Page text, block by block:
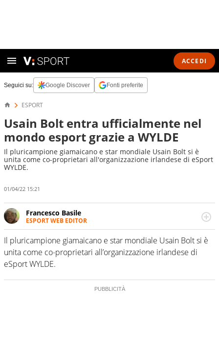
ACCEDI
Seguici su: Google Discover Fonti preferite
ESPORT
Usain Bolt entra ufficialmente nel
mondo esport grazie a WYLDE
Il pluricampione giamaicano e star mondiale Usain Bolt si è
unita come co-proprietari all'organizzazione irlandese di eSport
WYLDE.
01/04/22 15:21
Francesco Basile
ESPORT WEB EDITOR
Nato con i videogame, è già un superesperto di eSports.
Ha fatto nascere diverse iniziative di settore e sa tutto,
ma veramente tutto, di quello che ruota dentro e intorno
al mondo dello sport virtuale. Per Virgilio Sport
approfondisce e racconta l’eSport a 360 gradi con
Il pluricampione giamaicano e star mondiale Usain Bolt si è
unita come co-proprietari all’organizzazione irlandese di
eSport WYLDE.